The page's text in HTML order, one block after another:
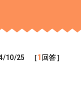
10/25 ［1 回答］